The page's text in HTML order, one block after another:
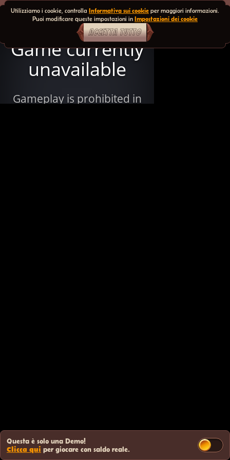
Questa è solo una Demo!
Clicca qui per giocare con saldo reale.
Utilizziamo i cookie, controlla Informativa sui cookie per maggiori informazioni.
Puoi modificare queste impostazioni in Impostazioni dei cookie
ACCETTA TUTTO